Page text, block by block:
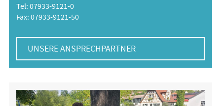
Tel: 07933-9121-0
Fax: 07933-9121-50
UNSERE ANSPRECHPARTNER